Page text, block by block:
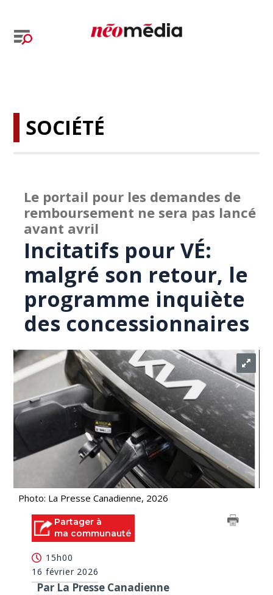
SOCIÉTÉ
Le portail pour les demandes de
remboursement ne sera pas lancé
avant avril
Incitatifs pour VÉ:
malgré son retour, le
programme inquiète
des concessionnaires
Photo: La Presse Canadienne, 2026
Partager à
ma communauté
15h00
16 février 2026
Par La Presse Canadienne